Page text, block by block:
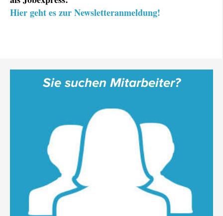
Hier geht es zur Newsletteranmeldung!
Sie suchen Mitarbeiter?